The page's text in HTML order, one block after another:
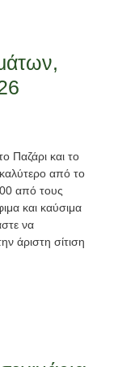
Παζάρι και το
από το
από τους
και καύσιμα
να
άριστη σίτιση